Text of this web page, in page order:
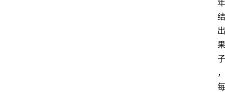
年
结
出
果
子
，
每